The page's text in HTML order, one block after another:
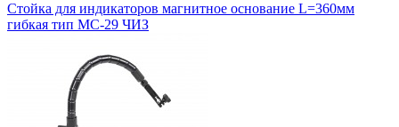
Стойка для индикаторов магнитное основание L=360мм
гибкая тип МС-29 ЧИЗ